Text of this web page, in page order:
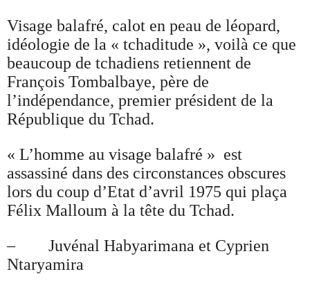
Visage balafré, calot en peau de léopard,
idéologie de la « tchaditude », voilà ce que
beaucoup de tchadiens retiennent de
François Tombalbaye, père de
l’indépendance, premier président de la
République du Tchad.
« L’homme au visage balafré » est
assassiné dans des circonstances obscures
lors du coup d’Etat d’avril 1975 qui plaça
Félix Malloum à la tête du Tchad.
– Juvénal Habyarimana et Cyprien
Ntaryamira